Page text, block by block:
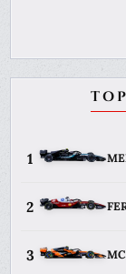
1
2
3